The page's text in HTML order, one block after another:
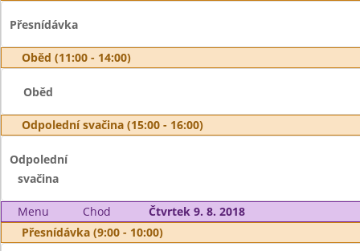
Přesnídávka
Oběd (11:00 - 14:00)
Oběd
Odpolední svačina (15:00 - 16:00)
Odpolední
svačina
Menu Chod
Čtvrtek 9. 8. 2018
Přesnídávka (9:00 - 10:00)